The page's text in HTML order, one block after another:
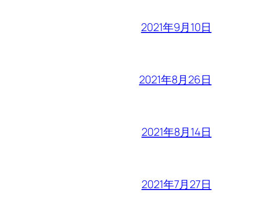
2021年9月10日
2021年8月26日
2021年8月14日
2021年7月27日